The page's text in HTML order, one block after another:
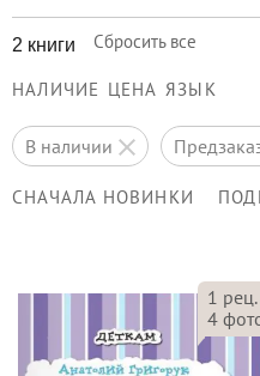
2 книги Сбросить все
НАЛИЧИЕ ЦЕНА ЯЗЫК
в наличии
СНАЧАЛА НОВИНКИ
1 рец.
4